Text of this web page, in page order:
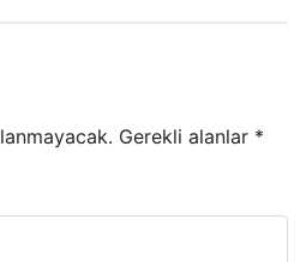
Gerekli alanlar *